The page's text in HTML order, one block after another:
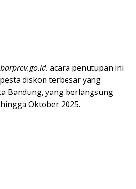
, acara penutupan ini
diskon terbesar yang
Bandung, yang berlangsung
Oktober 2025.